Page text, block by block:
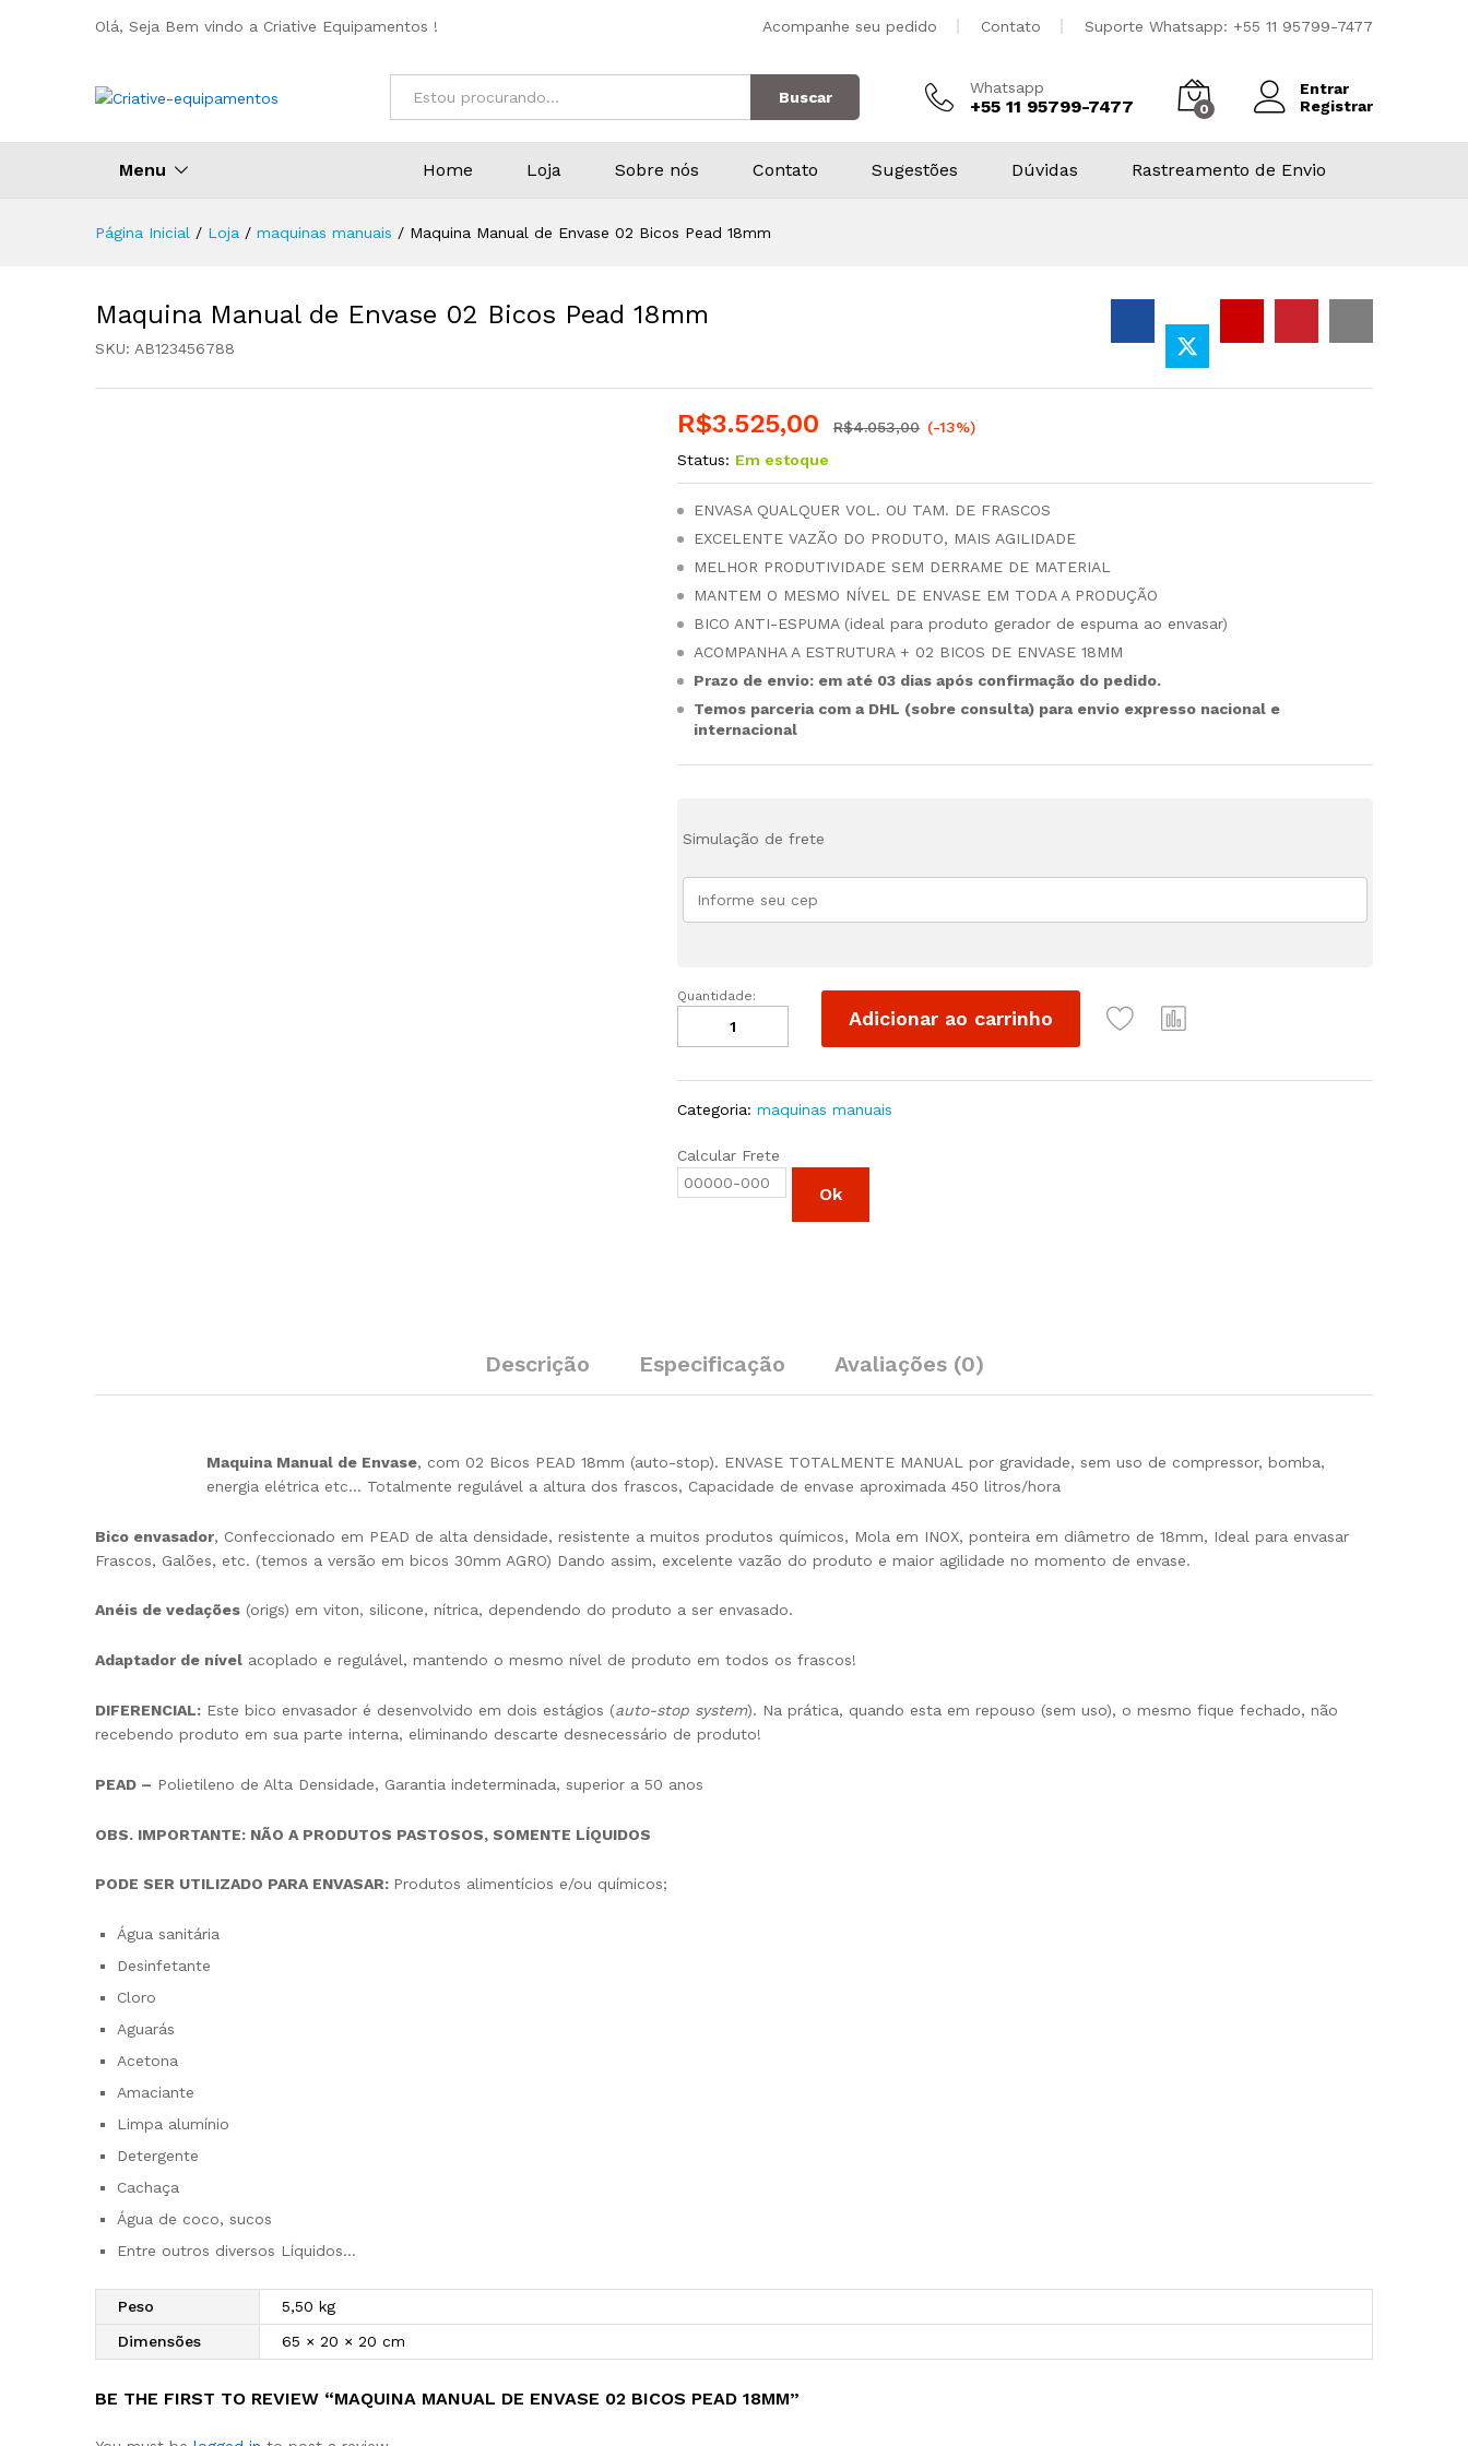
Olá, Seja Bem vindo a Criative Equipamentos ! Acompanhe seu pedido Contato Suporte Whatsapp: +55 11 95799-7477
Todos Buscar
Whatsapp
+55 11 95799-7477 0
Entrar
Registrar
Menu Home Loja Sobre nós Contato Sugestões Dúvidas Rastreamento de Envio
Página Inicial / Loja / maquinas manuais / Maquina Manual de Envase 02 Bicos Pead 18mm
Maquina Manual de Envase 02 Bicos Pead 18mm
SKU: AB123456788
R$3.525,00 R$4.053,00 (-13%)
Status: Em estoque
ENVASA QUALQUER VOL. OU TAM. DE FRASCOS
EXCELENTE VAZÃO DO PRODUTO, MAIS AGILIDADE
MELHOR PRODUTIVIDADE SEM DERRAME DE MATERIAL
MANTEM O MESMO NÍVEL DE ENVASE EM TODA A PRODUÇÃO
BICO ANTI-ESPUMA (ideal para produto gerador de espuma ao envasar)
ACOMPANHA A ESTRUTURA + 02 BICOS DE ENVASE 18MM
Prazo de envio: em até 03 dias após confirmação do pedido.
Temos parceria com a DHL (sobre consulta) para envio expresso nacional e
internacional
Simulação de frete
Maquina
de
Bicos
18mm
quantity
Quantidade:
Adicionar ao carrinho
Categoria:maquinas manuais
Calcular Frete
Ok
Descrição Especificação Avaliações (0)
Maquina Manual de Envase, com 02 Bicos PEAD 18mm (auto-stop). ENVASE TOTALMENTE MANUAL por gravidade, sem uso de compressor, bomba,
energia elétrica etc… Totalmente regulável a altura dos frascos, Capacidade de envase aproximada 450 litros/hora
Bico envasador, Confeccionado em PEAD de alta densidade, resistente a muitos produtos químicos, Mola em INOX, ponteira em diâmetro de 18mm, Ideal para envasar
Frascos, Galões, etc. (temos a versão em bicos 30mm AGRO) Dando assim, excelente vazão do produto e maior agilidade no momento de envase.
Anéis de vedações (origs) em viton, silicone, nítrica, dependendo do produto a ser envasado.
Adaptador de nível acoplado e regulável, mantendo o mesmo nível de produto em todos os frascos!
DIFERENCIAL: Este bico envasador é desenvolvido em dois estágios (auto-stop system). Na prática, quando esta em repouso (sem uso), o mesmo fique fechado, não
recebendo produto em sua parte interna, eliminando descarte desnecessário de produto!
PEAD – Polietileno de Alta Densidade, Garantia indeterminada, superior a 50 anos
OBS. IMPORTANTE: NÃO A PRODUTOS PASTOSOS, SOMENTE LÍQUIDOS
PODE SER UTILIZADO PARA ENVASAR: Produtos alimentícios e/ou químicos;
Água sanitária
Desinfetante
Cloro
Aguarás
Acetona
Amaciante
Limpa alumínio
Detergente
Cachaça
Água de coco, sucos
Entre outros diversos Líquidos…
Peso
5,50 kg
Dimensões
65 × 20 × 20 cm
BE THE FIRST TO REVIEW “MAQUINA MANUAL DE ENVASE 02 BICOS PEAD 18MM”